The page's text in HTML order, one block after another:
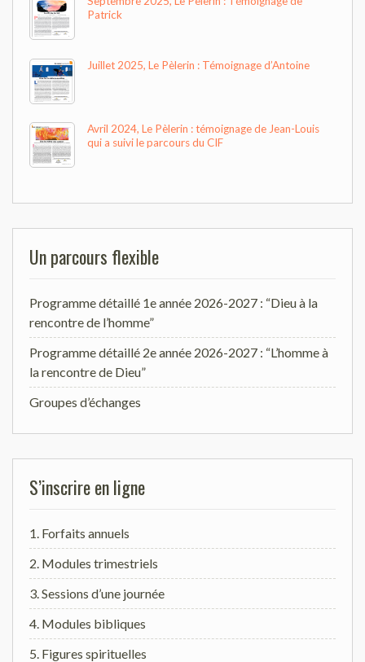
Patrick
Juillet 2025, Le Pèlerin : Témoignage d’Antoine
Avril 2024, Le Pèlerin : témoignage de Jean-Louis
qui a suivi le parcours du CIF
Un parcours flexible
Programme détaillé 1e année 2026-2027 : “Dieu à la
rencontre de l’homme”
Programme détaillé 2e année 2026-2027 : “L’homme à
la rencontre de Dieu”
Groupes d’échanges
S’inscrire en ligne
1. Forfaits annuels
2. Modules trimestriels
3. Sessions d’une journée
4. Modules bibliques
5. Figures spirituelles